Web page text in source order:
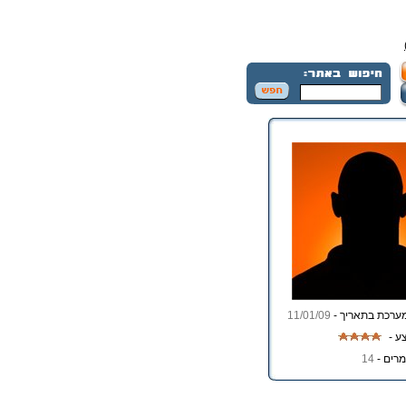
בתאריך - 11/01/09
-
-
14